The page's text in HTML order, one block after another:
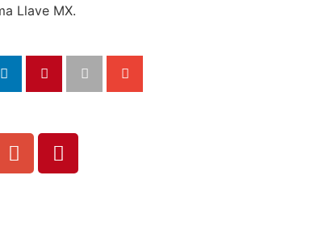
Llave MX.